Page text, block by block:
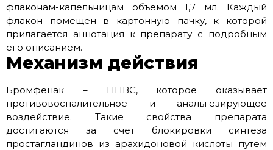
флаконам-капельницам объемом 1,7 мл. Каждый
флакон помещен в картонную пачку, к которой
прилагается аннотация к препарату с подробным
его описанием.
Механизм действия
Бромфенак – НПВС, которое оказывает
противовоспалительное и анальгезирующее
воздействие. Такие свойства препарата
достигаются за счет блокировки синтеза
простагландинов из арахидоновой кислоты путем